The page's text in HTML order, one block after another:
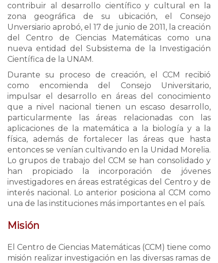
contribuir al desarrollo científico y cultural en la
zona geográfica de su ubicación, el Consejo
Unversiario aprobó, el 17 de junio de 2011, la creación
del Centro de Ciencias Matemáticas como una
nueva entidad del Subsistema de la Investigación
Científica de la UNAM.
Durante su proceso de creación, el CCM recibió
como encomienda del Consejo Universitario,
impulsar el desarrollo en áreas del conocimiento
que a nivel nacional tienen un escaso desarrollo,
particularmente las áreas relacionadas con las
aplicaciones de la matemática a la biología y a la
física, además de fortalecer las áreas que hasta
entonces se venían cultivando en la Unidad Morelia.
Lo grupos de trabajo del CCM se han consolidado y
han propiciado la incorporación de jóvenes
investigadores en áreas estratégicas del Centro y de
interés nacional. Lo anterior posiciona al CCM como
una de las instituciones más importantes en el país.
Misión
El Centro de Ciencias Matemáticas (CCM) tiene como
misión realizar investigación en las diversas ramas de